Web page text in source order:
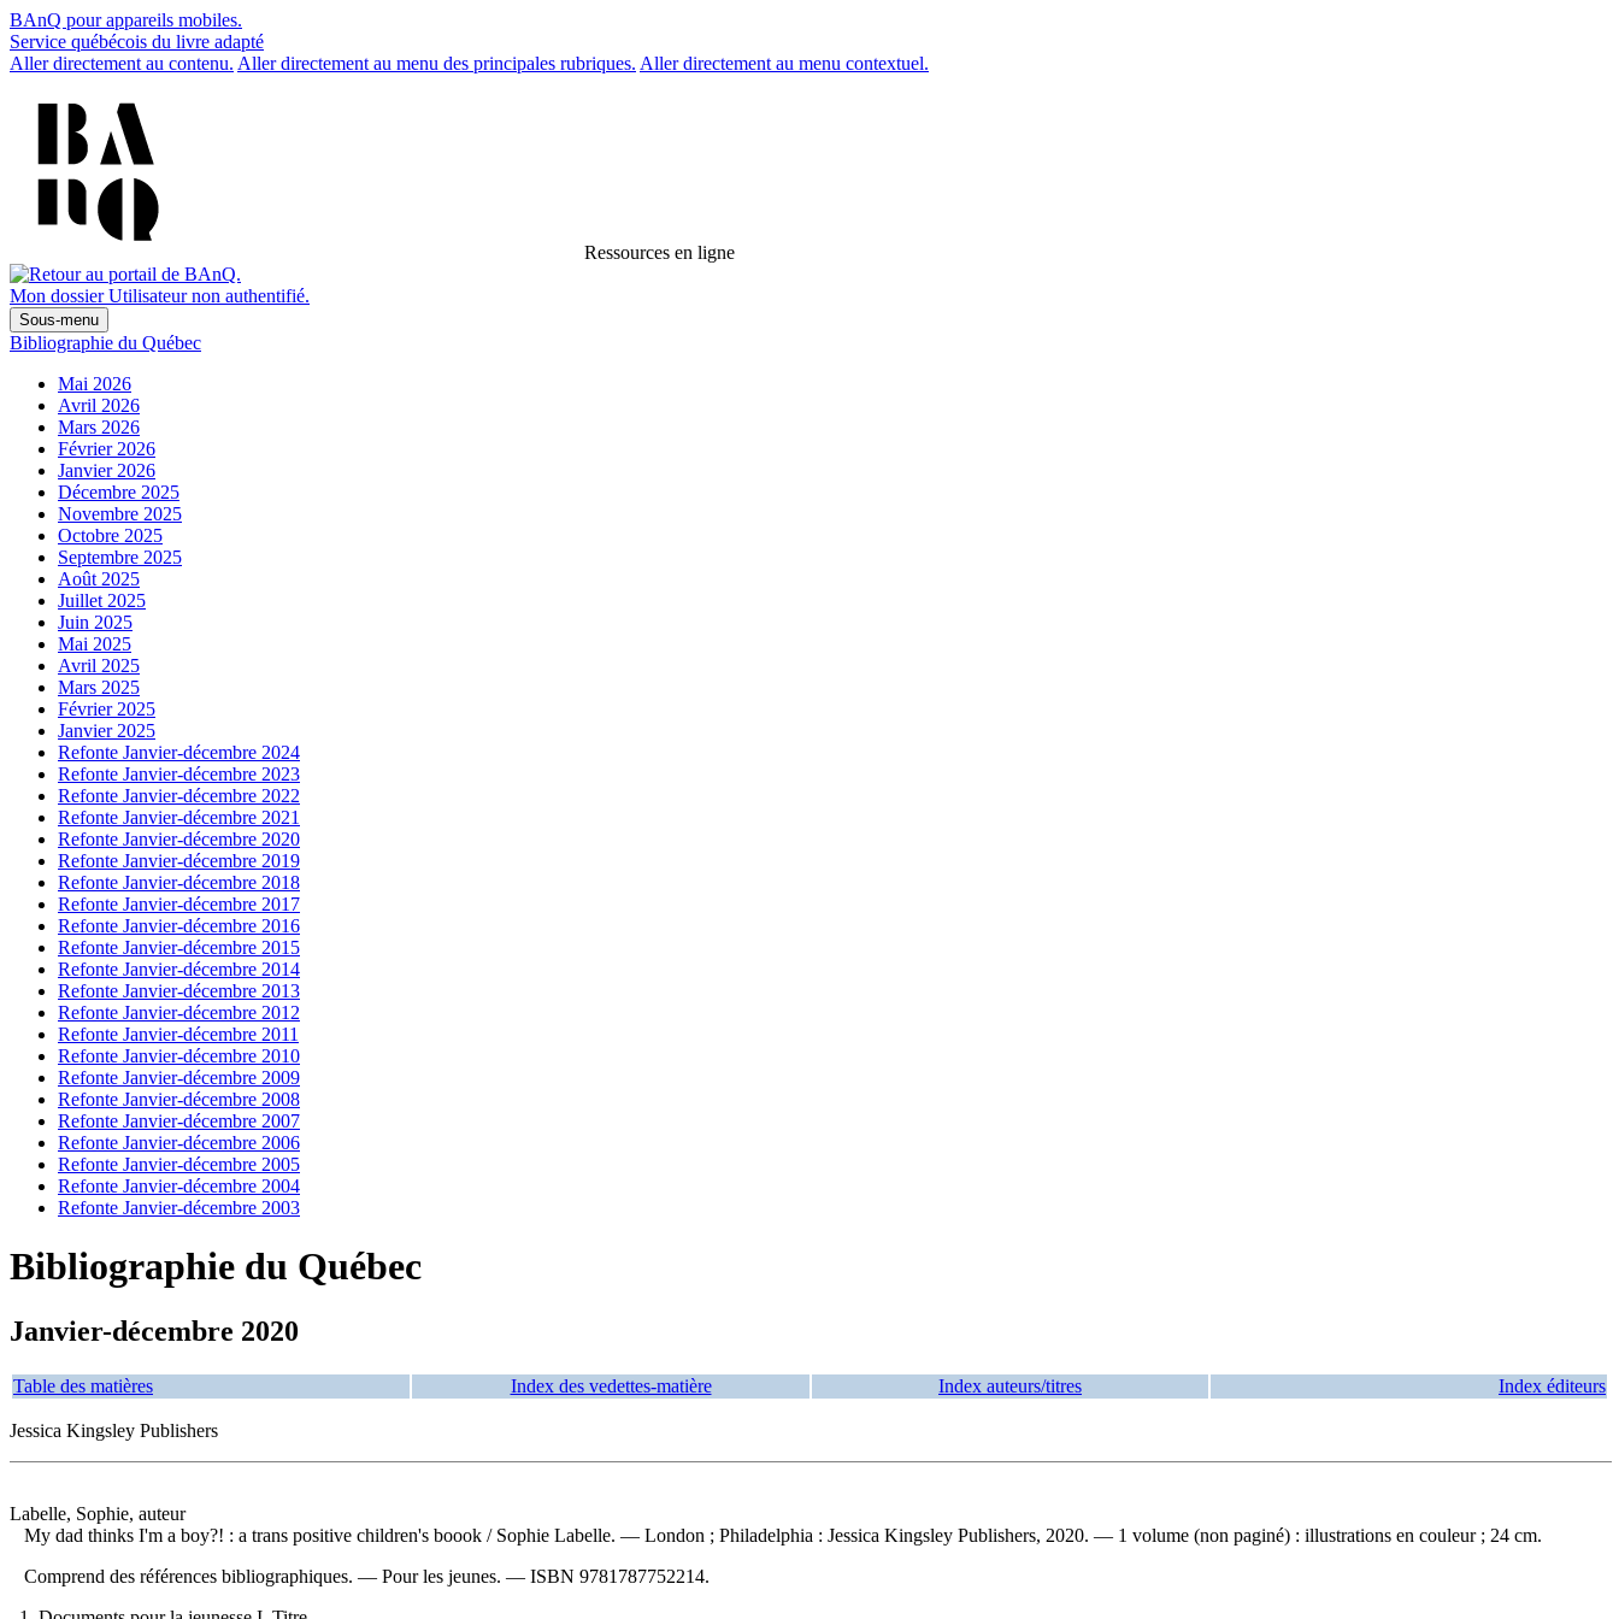
BAnQ pour appareils mobiles.
Service québécois du livre adapté
Aller directement au contenu. Aller directement au menu des principales rubriques. Aller directement au menu contextuel.
Ressources en ligne
Mon dossier Utilisateur non authentifié.
Sous-menu
Bibliographie du Québec
Mai 2026
Avril 2026
Mars 2026
Février 2026
Janvier 2026
Décembre 2025
Novembre 2025
Octobre 2025
Septembre 2025
Août 2025
Juillet 2025
Juin 2025
Mai 2025
Avril 2025
Mars 2025
Février 2025
Janvier 2025
Refonte Janvier-décembre 2024
Refonte Janvier-décembre 2023
Refonte Janvier-décembre 2022
Refonte Janvier-décembre 2021
Refonte Janvier-décembre 2020
Refonte Janvier-décembre 2019
Refonte Janvier-décembre 2018
Refonte Janvier-décembre 2017
Refonte Janvier-décembre 2016
Refonte Janvier-décembre 2015
Refonte Janvier-décembre 2014
Refonte Janvier-décembre 2013
Refonte Janvier-décembre 2012
Refonte Janvier-décembre 2011
Refonte Janvier-décembre 2010
Refonte Janvier-décembre 2009
Refonte Janvier-décembre 2008
Refonte Janvier-décembre 2007
Refonte Janvier-décembre 2006
Refonte Janvier-décembre 2005
Refonte Janvier-décembre 2004
Refonte Janvier-décembre 2003
Bibliographie du Québec
Janvier-décembre 2020
Table des matières Index des vedettes-matière Index auteurs/titres Index éditeurs
Jessica Kingsley Publishers
Labelle, Sophie, auteur
My dad thinks I'm a boy?! : a trans positive children's boook / Sophie Labelle. — London ; Philadelphia : Jessica Kingsley Publishers, 2020. — 1 volume (non paginé) : illustrations en couleur ; 24 cm.
Comprend des références bibliographiques. — Pour les jeunes. — ISBN 9781787752214.